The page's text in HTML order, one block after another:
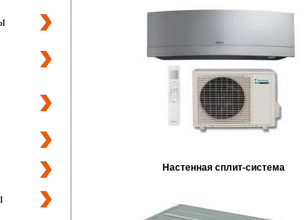
Настенная сплит-система